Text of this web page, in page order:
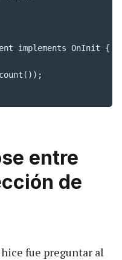
implements OnInit {
entre
de
fue preguntar al